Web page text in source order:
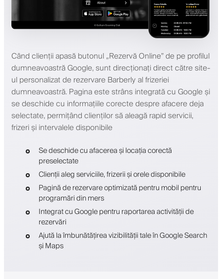
Când clienții apasă butonul „Rezervă Online” de pe profilul
dumneavoastră Google, sunt direcționați direct către site-
ul personalizat de rezervare Barberly al frizeriei
dumneavoastră. Pagina este strâns integrată cu Google și
se deschide cu informațiile corecte despre afacere deja
selectate, permițând clienților să aleagă rapid servicii,
frizeri și intervalele disponibile
Se deschide cu afacerea și locația corectă
preselectate
Clienții aleg serviciile, frizerii și orele disponibile
Pagină de rezervare optimizată pentru mobil pentru
programări din mers
Integrat cu Google pentru raportarea activității de
rezervări
Ajută la îmbunătățirea vizibilității tale în Google Search
și Maps